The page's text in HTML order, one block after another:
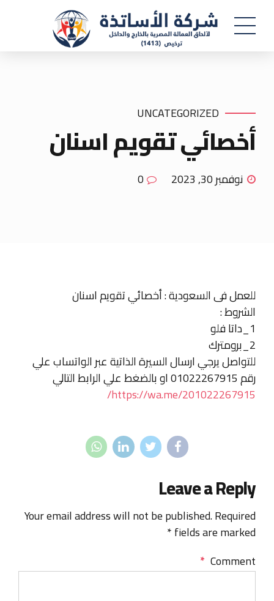
UNCATEGORIZED
أخصائي تقويم اسنان
نوفمبر 30, 2023 0
للعمل فى السعودية : أخصائي تقويم اسنان
الشروط :
1_داتا فلو
2_برومترك
للتواصل يرجي ارسال السيرة الذاتية عبر الواتساب علي
رقم 01022267915 او بالضغط علي الرابط التالي
https://wa.me/201022267915/
Leave a Reply
Your email address will not be published. Required
fields are marked *
Comment
*